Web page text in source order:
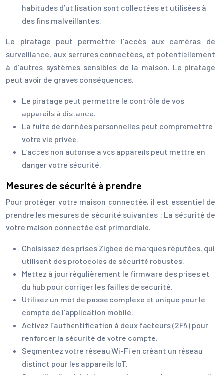
habitudes d’utilisation sont collectées et utilisées à
des fins malveillantes.
Le piratage peut permettre l’accès aux caméras de
surveillance, aux serrures connectées, et potentiellement
à d’autres systèmes sensibles de la maison. Le piratage
peut avoir de graves conséquences.
Le piratage peut permettre le contrôle de vos
appareils à distance.
La fuite de données personnelles peut compromettre
votre vie privée.
L’accès non autorisé à vos appareils peut mettre en
danger votre sécurité.
Mesures de sécurité à prendre
Pour protéger votre maison connectée, il est essentiel de
prendre les mesures de sécurité suivantes : La sécurité de
votre maison connectée est primordiale.
Choisissez des prises Zigbee de marques réputées, qui
utilisent des protocoles de sécurité robustes.
Mettez à jour régulièrement le firmware des prises et
du hub pour corriger les failles de sécurité.
Utilisez un mot de passe complexe et unique pour le
compte de l’application mobile.
Activez l’authentification à deux facteurs (2FA) pour
renforcer la sécurité de votre compte.
Segmentez votre réseau Wi-Fi en créant un réseau
distinct pour les appareils IoT.